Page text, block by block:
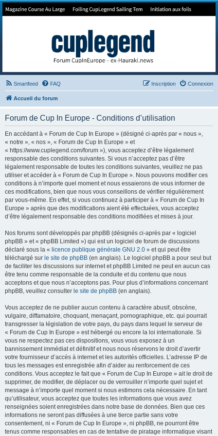
Forum de Cup In Europe
Smartfeed FAQ Connexion
Inscription
Accueil du forum
Forum de Cup In Europe - Conditions d’utilisation
En accédant à « Forum de Cup In Europe » (désigné ci-après par « nous »,
« notre », « nos », « Forum de Cup In Europe » et
« https://www.cuplegend.com/forum »), vous acceptez d’être légalement
responsable des conditions suivantes. Si vous n’acceptez pas d’être
légalement responsable de toutes les conditions suivantes, veuillez ne pas
utiliser et accéder à « Forum de Cup In Europe ». Nous pouvons modifier ces
conditions à n’importe quel moment et nous essaierons de vous informer de
ces modifications, bien que nous vous conseillons de vérifier régulièrement
par vous-même. En effet, si vous continuez à participer à « Forum de Cup In
Europe » après que des modifications aient été effectuées, vous acceptez
d’être légalement responsable des conditions modifiées et mises à jour.
Nos forums sont développés par phpBB (désignés ci-après par « logiciel
phpBB » et « phpBB Limited ») qui est un logiciel de forum de discussions
déclaré sous la « licence publique générale GNU 2.0 » et qui peut être
téléchargé sur le site de phpBB (en anglais). Le logiciel phpBB a pour seul but
de faciliter les discussions sur internet et phpBB Limited ne peut en aucun cas
être tenu comme responsable de la conduite et du contenu que nous
acceptons et que nous n’acceptons pas. Pour plus d’informations concernant
phpBB, veuillez consulter le site de phpBB (en anglais).
Vous acceptez de ne publier aucun contenu à caractère abusif, obscène,
vulgaire, diffamatoire, choquant, menaçant, pornographique, etc. qui pourrait
transgresser la législation de votre pays, du pays dans lequel le serveur de
« Forum de Cup In Europe » est hébergé ou encore la loi internationale. Si
vous ne respectez pas ces dispositions, vous vous exposez à un
bannissement immédiat et définitif et nous nous réservons le droit d’avertir
votre fournisseur d’accès à internet et les autorités officielles. L’adresse IP de
tous les messages est enregistrée afin d’aider au renforcement de ces
conditions. Vous acceptez le fait que « Forum de Cup In Europe » ait le droit de
supprimer, de modifier, de déplacer ou de verrouiller n’importe quel sujet et
message à n’importe quel moment si nous estimons cela nécessaire. En tant
qu’utilisateur, vous acceptez que toutes les informations que vous avez
renseignées soient enregistrées dans notre base de données. Bien que ces
informations ne seront pas diffusées à une tierce partie sans votre
consentement, ni « Forum de Cup In Europe », ni phpBB, ne pourront être
tenus comme responsables en cas de tentative de piratage informatique visant